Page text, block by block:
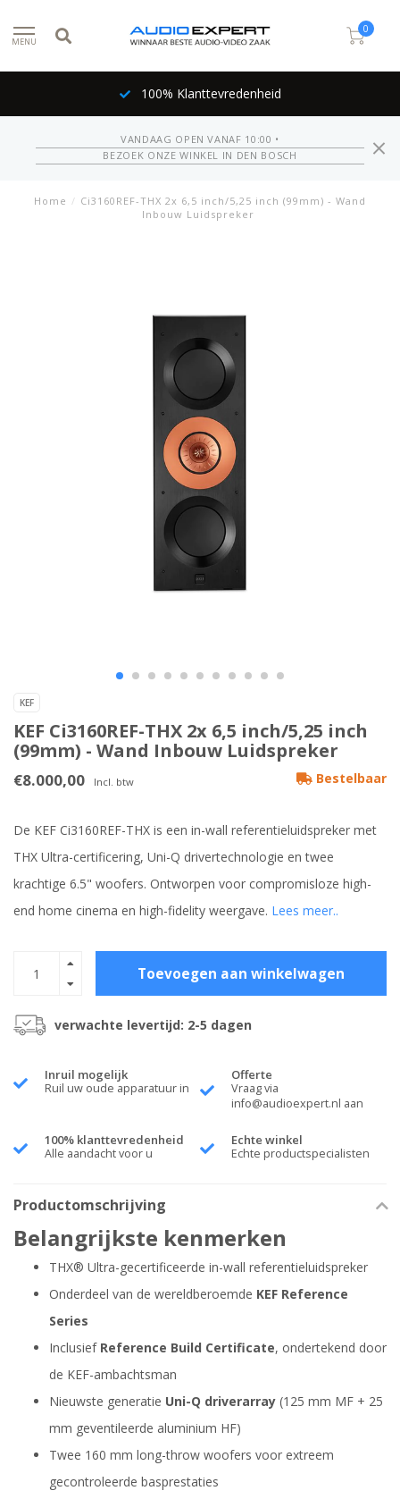
MENU
0
100% Klanttevredenheid
VANDAAG OPEN VANAF 10:00 •
BEZOEK ONZE WINKEL IN DEN BOSCH
Home / Ci3160REF-THX 2x 6,5 inch/5,25 inch (99mm) - Wand
Inbouw Luidspreker
KEF
KEF Ci3160REF-THX 2x 6,5 inch/5,25 inch
(99mm) - Wand Inbouw Luidspreker
€8.000,00 Incl. btw Bestelbaar
De KEF Ci3160REF-THX is een in-wall referentieluidspreker met
THX Ultra-certificering, Uni-Q drivertechnologie en twee
krachtige 6.5" woofers. Ontworpen voor compromisloze high-
end home cinema en high-fidelity weergave. Lees meer..
Toevoegen aan winkelwagen
verwachte levertijd: 2-5 dagen
Inruil mogelijk
Ruil uw oude apparatuur in
Offerte
Vraag via
info@audioexpert.nl aan
100% klanttevredenheid
Alle aandacht voor u
Echte winkel
Echte productspecialisten
Productomschrijving
Belangrijkste kenmerken
THX® Ultra-gecertificeerde in-wall referentieluidspreker
Onderdeel van de wereldberoemde KEF Reference
Series
Inclusief Reference Build Certificate, ondertekend door
de KEF-ambachtsman
Nieuwste generatie Uni-Q driverarray (125 mm MF + 25
mm geventileerde aluminium HF)
Twee 160 mm long-throw woofers voor extreem
gecontroleerde basprestaties